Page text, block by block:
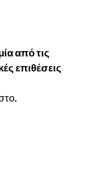
από τις
επιθέσεις